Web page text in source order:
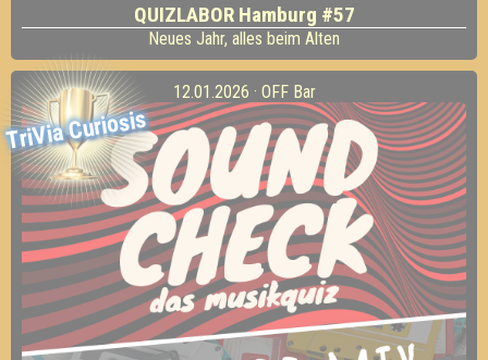
QUIZLABOR Hamburg #57
Neues Jahr, alles beim Alten
TriVia Curiosis
12.01.2026 · OFF Bar